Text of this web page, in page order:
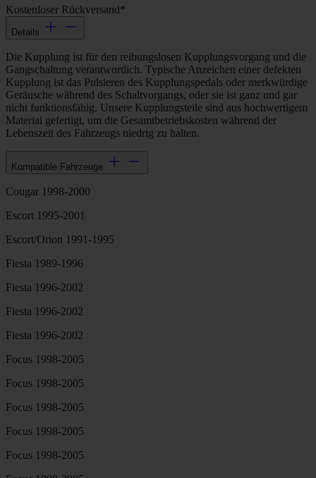
Kostenloser Rückversand*
Details
Die Kupplung ist für den reibungslosen Kupplungsvorgang und die
Gangschaltung verantwortlich. Typische Anzeichen einer defekten
Kupplung ist das Pulsieren des Kupplungspedals oder merkwürdige
Geräusche während des Schaltvorgangs, oder sie ist ganz und gar
nicht funktionsfähig. Unsere Kupplungsteile sind aus hochwertigem
Material gefertigt, um die Gesamtbetriebskosten während der
Lebenszeit des Fahrzeugs niedrig zu halten.
Kompatible Fahrzeuge
Cougar 1998-2000
Escort 1995-2001
Escort/Orion 1991-1995
Fiesta 1989-1996
Fiesta 1996-2002
Fiesta 1996-2002
Fiesta 1996-2002
Focus 1998-2005
Focus 1998-2005
Focus 1998-2005
Focus 1998-2005
Focus 1998-2005